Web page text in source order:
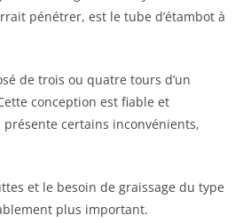
pénétrer, est le tube d’étambot à
de trois ou quatre tours d’un
conception est fiable et
certains inconvénients,
et le besoin de graissage du type
plus important.